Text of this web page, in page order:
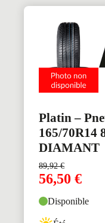
Platin –
165/70R14
DIAMANT
89,92€
56,50 €
Disponible